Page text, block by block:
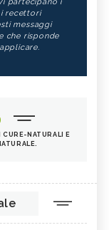
partecipano i
recettori
messaggi
che risponde
CURE-NATURALI E